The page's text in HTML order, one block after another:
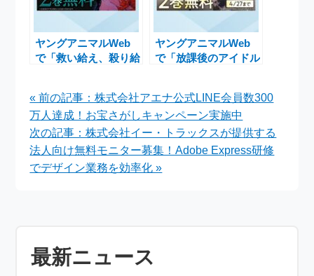
ヤングアニマルWeb
で「救い給え、殺り給
ヤングアニマルWeb
で「放課後のアイドル
中
« 前の記事：株式会社アエナ公式LINE会員数300
万人達成！お宝さがしキャンペーン実施中
次の記事：株式会社イー・トラックスが提供する
法人向け無料モニター募集！Adobe Express研修
でデザイン業務を効率化 »
最新ニュース